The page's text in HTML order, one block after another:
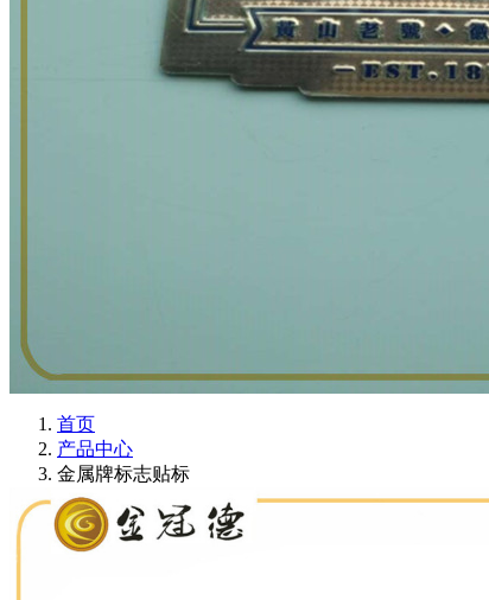
首页
产品中心
金属牌标志贴标